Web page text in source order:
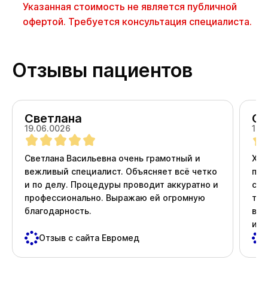
Указанная стоимость не является публичной
офертой. Требуется консультация специалиста.
Отзывы пациентов
Светлана
19.06.0026
Светлана Васильевна очень грамотный и
вежливый специалист. Объясняет всё четко
и по делу. Процедуры проводит аккуратно и
профессионально. Выражаю ей огромную
благодарность.
Отзыв с сайта Евромед
и